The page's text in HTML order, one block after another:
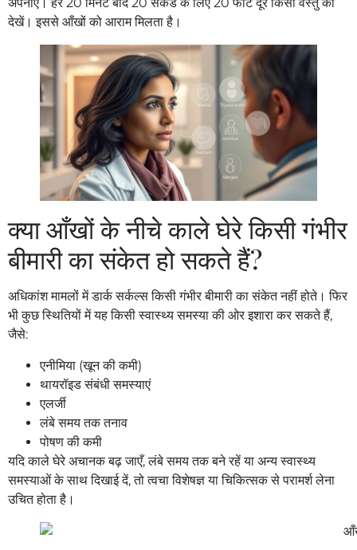
अपनाएं। हर 20 मिनट बाद 20 सेकंड के लिए 20 फीट दूर किसी वस्तु को
देखें। इससे आँखों को आराम मिलता है।
क्या आँखों के नीचे काले घेरे किसी गंभीर
बीमारी का संकेत हो सकते हैं?
अधिकांश मामलों में डार्क सर्कल्स किसी गंभीर बीमारी का संकेत नहीं होते। फिर
भी कुछ स्थितियों में यह किसी स्वास्थ्य समस्या की ओर इशारा कर सकते हैं,
जैसे:
एनीमिया (खून की कमी)
थायरॉइड संबंधी समस्याएं
एलर्जी
लंबे समय तक तनाव
पोषण की कमी
यदि काले घेरे अचानक बढ़ जाएँ, लंबे समय तक बने रहें या अन्य स्वास्थ्य
समस्याओं के साथ दिखाई दें, तो त्वचा विशेषज्ञ या चिकित्सक से परामर्श लेना
उचित होता है।